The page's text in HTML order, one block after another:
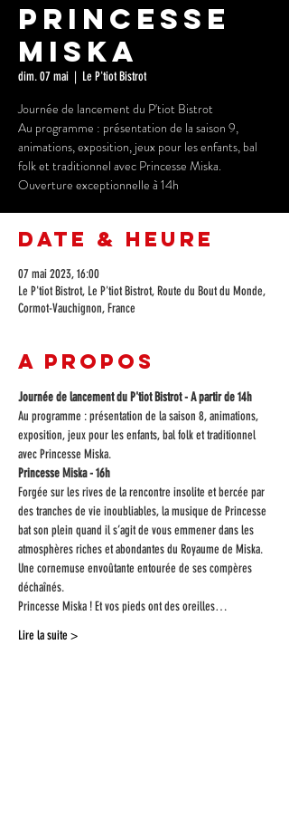
Princesse
Miska
dim. 07 mai
  |
Le P'tiot Bistrot
Journée de lancement du P'tiot Bistrot
Au programme : présentation de la saison 9,
animations, exposition, jeux pour les enfants, bal
folk et traditionnel avec Princesse Miska.
Ouverture exceptionnelle à 14h
Date & Heure
07 mai 2023, 16:00
Le P'tiot Bistrot, Le P'tiot Bistrot, Route du Bout du Monde,
Cormot-Vauchignon, France
A propos
Journée de lancement du P'tiot Bistrot - A partir de 14h
Au programme : présentation de la saison 8, animations,
exposition, jeux pour les enfants, bal folk et traditionnel
avec Princesse Miska.
Princesse Miska - 16h
Forgée sur les rives de la rencontre insolite et bercée par
des tranches de vie inoubliables, la musique de Princesse
bat son plein quand il s’agit de vous emmener dans les
atmosphères riches et abondantes du Royaume de Miska.
Une cornemuse envoûtante entourée de ses compères
déchaînés.
Princesse Miska ! Et vos pieds ont des oreilles…
Lire la suite >